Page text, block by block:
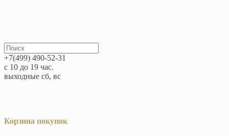
+7(499) 490-52-31
с 10 до 19 час.
выходные сб, вс
Корзина покупок